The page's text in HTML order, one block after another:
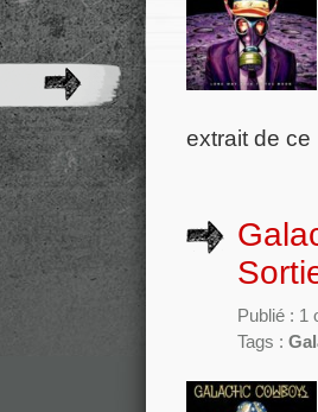
extrait de
Publié : 1
Tags :